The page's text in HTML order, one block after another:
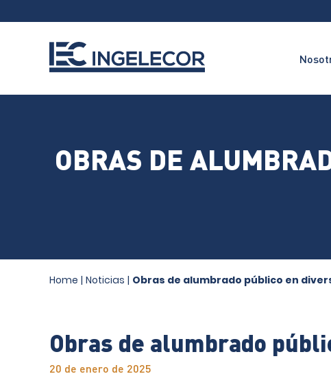
OBRAS DE
Home | Noticias | Obras de alumbrado público en
Obras de alumbrado
20 de enero de 2025